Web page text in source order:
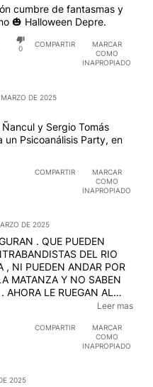
cumbre de fantasmas y
🎃 Halloween Depre.
0
COMPARTIR
MARCAR
COMO
INAPROPIADO
DE 2025
y Sergio Tomás
Psicoanálisis Party, en
COMPARTIR
MARCAR
COMO
INAPROPIADO
DE 2025
. QUE PUEDEN
DEL RIO
, NI PUEDEN ANDAR POR
AHORA LE RUEGAN AL
Y ESTAFADOR (
BANCA
Leer mas
COMPARTIR
MARCAR
COMO
INAPROPIADO
2025